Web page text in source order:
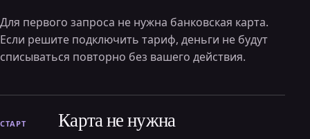
Для первого запроса не нужна банковская карта.
Если решите подключить тариф, деньги не будут
списываться повторно без вашего действия.
СТАРТ Карта не нужна